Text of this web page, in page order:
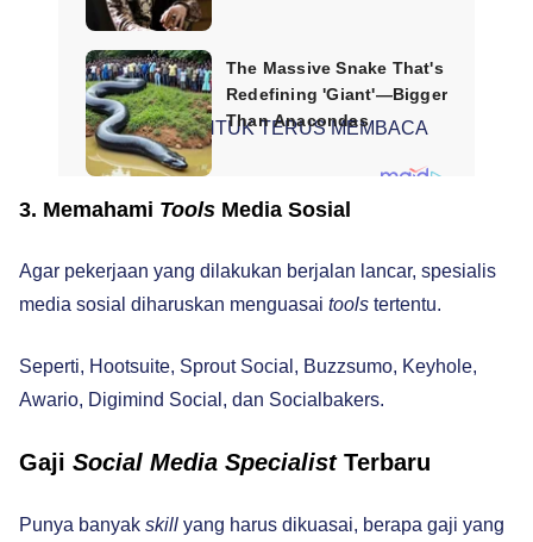
SCROLL UNTUK TERUS MEMBACA
3. Memahami Tools Media Sosial
Agar pekerjaan yang dilakukan berjalan lancar, spesialis
media sosial diharuskan menguasai tools tertentu.
Seperti, Hootsuite, Sprout Social, Buzzsumo, Keyhole,
Awario, Digimind Social, dan Socialbakers.
Gaji Social Media Specialist Terbaru
Punya banyak skill yang harus dikuasai, berapa gaji yang